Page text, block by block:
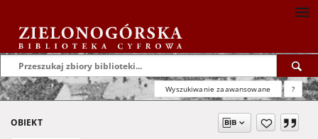
Wyszukiwanie zaawansowane ?
OBIEKT